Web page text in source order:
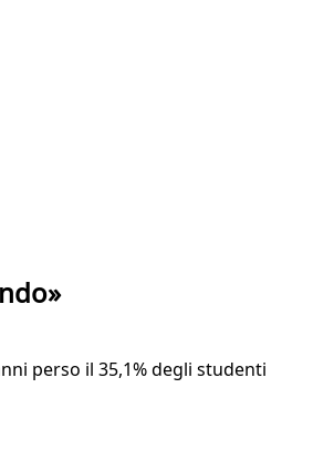
perso il 35,1% degli studenti